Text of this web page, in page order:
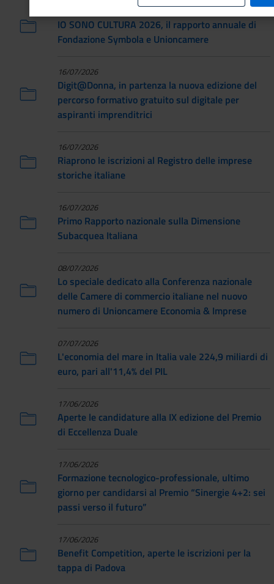
IO SONO CULTURA 2026, il rapporto annuale di
Fondazione Symbola e Unioncamere
16/07/2026
Digit@Donna, in partenza la nuova edizione del
percorso formativo gratuito sul digitale per
aspiranti imprenditrici
16/07/2026
Riaprono le iscrizioni al Registro delle imprese
storiche italiane
16/07/2026
Primo Rapporto nazionale sulla Dimensione
Subacquea Italiana
08/07/2026
Lo speciale dedicato alla Conferenza nazionale
delle Camere di commercio italiane nel nuovo
numero di Unioncamere Economia & Imprese
07/07/2026
L'economia del mare in Italia vale 224,9 miliardi di
euro, pari all'11,4% del PIL
17/06/2026
Aperte le candidature alla IX edizione del Premio
di Eccellenza Duale
17/06/2026
Formazione tecnologico-professionale, ultimo
giorno per candidarsi al Premio “Sinergie 4+2: sei
passi verso il futuro”
17/06/2026
Benefit Competition, aperte le iscrizioni per la
tappa di Padova